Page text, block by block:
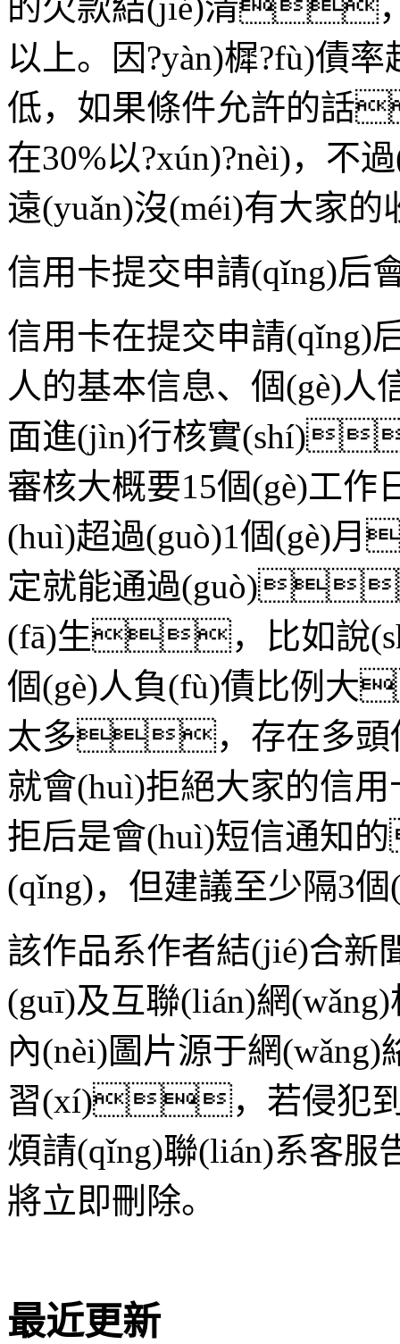
以上。因?yàn)樨?fù)
低，如果條件允許的話
在30%以?xún)?nèi)，
遠(yuǎn)沒(méi)有大家
信用卡提交申請(qǐng)后
信用卡在提交申請(qǐng)
人的基本信息、個(gè)
面進(jìn)行核實
審核大概要15個(gè)工
(huì)超過(guò)1個(gè)
定就能通過
(fā)生，比如說
個(gè)人負(fù)債比例大
太多，存在多頭
就會(huì)拒絕大家的信
拒后是會(huì)短信通知
(qǐng)，但建議至少隔3
該作品系作者結(jié)合
(guī)及互聯(lián)網
內(nèi)圖片源于網
習(xí)，若侵犯
煩請(qǐng)聯(lián)系客
將立即刪除。
最近更新